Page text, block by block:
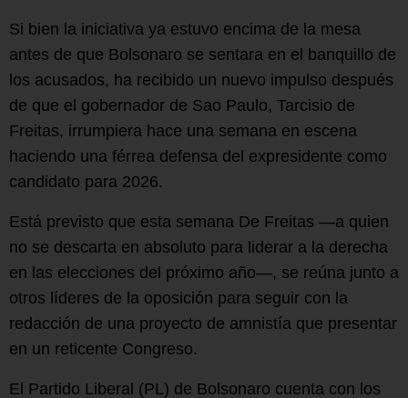
Si bien la iniciativa ya estuvo encima de la mesa
antes de que Bolsonaro se sentara en el banquillo de
los acusados, ha recibido un nuevo impulso después
de que el gobernador de Sao Paulo, Tarcisio de
Freitas, irrumpiera hace una semana en escena
haciendo una férrea defensa del expresidente como
candidato para 2026.
Está previsto que esta semana De Freitas —a quien
no se descarta en absoluto para liderar a la derecha
en las elecciones del próximo año—, se reúna junto a
otros líderes de la oposición para seguir con la
redacción de una proyecto de amnistía que presentar
en un reticente Congreso.
El Partido Liberal (PL) de Bolsonaro cuenta con los